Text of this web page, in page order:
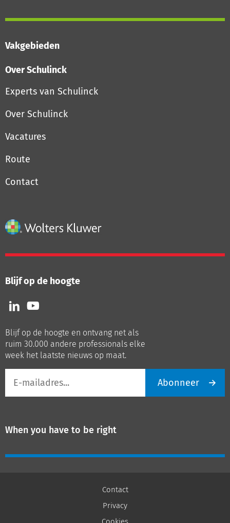
Vakgebieden
Over Schulinck
Experts van Schulinck
Over Schulinck
Vacatures
Route
Contact
Blijf op de hoogte
Volg
ons
LinkedIn
Volg
ons
Youtube
Blijf op de hoogte en ontvang net als
ruim 30.000 andere professionals elke
week het laatste nieuws op maat.
mailadres
Abonneer
When you have to be right
Contact
Privacy